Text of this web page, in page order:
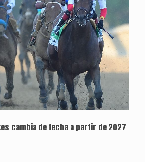
cambia de fecha a partir de 2027